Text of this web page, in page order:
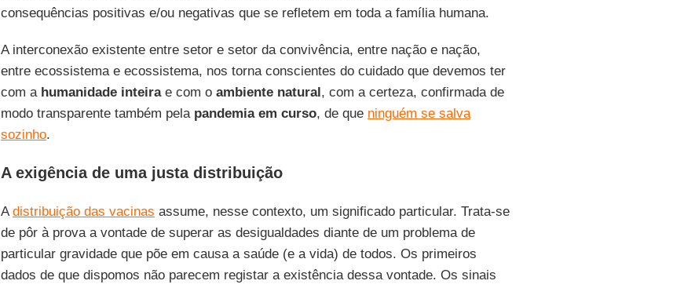
consequências positivas e/ou negativas que se refletem em toda a família humana.
A interconexão existente entre setor e setor da convivência, entre nação e nação,
entre ecossistema e ecossistema, nos torna conscientes do cuidado que devemos ter
com a humanidade inteirae com o ambiente natural, com a certeza, confirmada de
modo transparente também pela pandemia em curso, de que ninguém se salva
sozinho.
A exigência de uma justa distribuição
Adistribuição das vacinas assume, nesse contexto, um significado particular. Trata-se
de pôr à prova a vontade de superar as desigualdades diante de um problema de
particular gravidade que põe em causa a saúde (e a vida) de todos. Os primeiros
dados de que dispomos não parecem registar a existência dessa vontade. Os sinais